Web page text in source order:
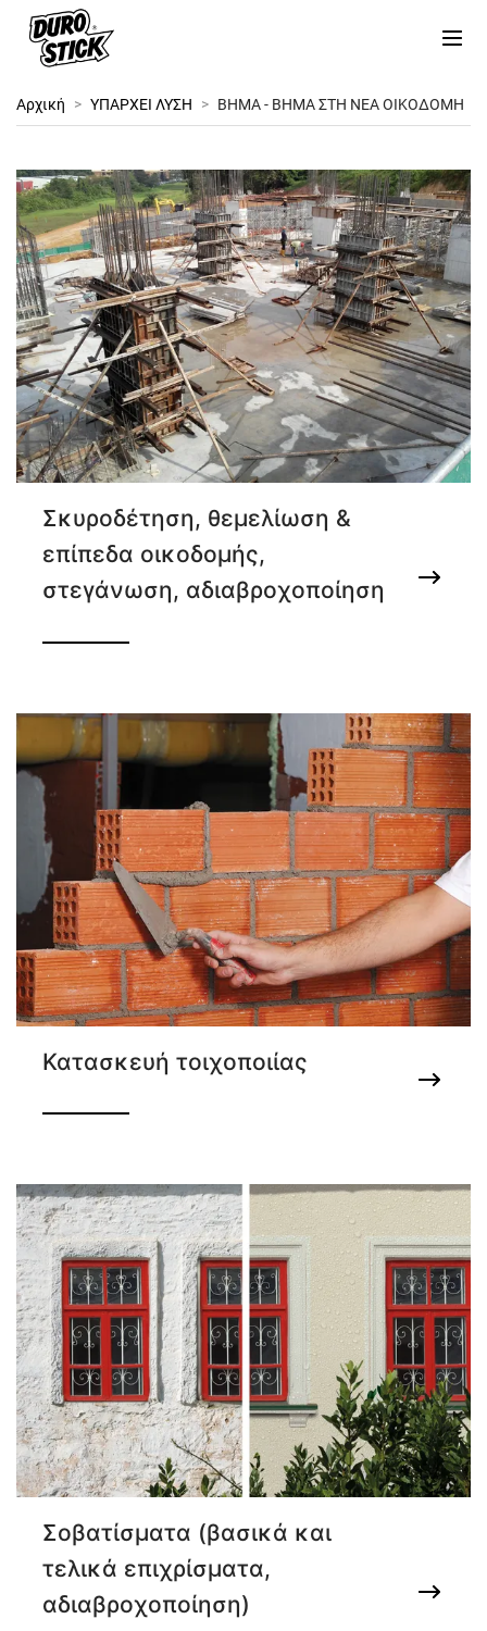
Αρχική > ΥΠΑΡΧΕΙ ΛΥΣΗ > ΒΗΜΑ - ΒΗΜΑ ΣΤΗ ΝΕΑ ΟΙΚΟΔΟΜΗ
Σκυροδέτηση, θεμελίωση &
επίπεδα οικοδομής,
στεγάνωση, αδιαβροχοποίηση
Κατασκευή τοιχοποιίας
Σοβατίσματα (βασικά και
τελικά επιχρίσματα,
αδιαβροχοποίηση)